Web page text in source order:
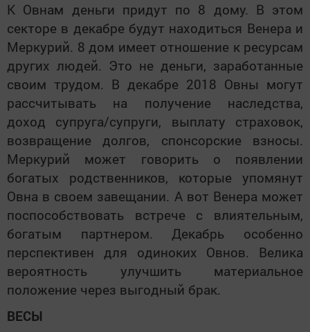
К Овнам деньги придут по 8 дому. В этом
секторе в декабре будут находиться Венера и
Меркурий. 8 дом имеет отношение к ресурсам
других людей. Это не деньги, заработанные
своим трудом. В декабре 2018 Овны могут
рассчитывать на получение наследства,
доход супруга/супруги, выплату страховок,
возвращение долгов, спонсорские взносы.
Меркурий может говорить о появлении
богатых родственников, которые упомянут
Овна в своем завещании. А вот Венера может
поспособствовать встрече с влиятельным,
богатым партнером. Декабрь особенно
перспективен для одиноких Овнов. Велика
вероятность улучшить материальное
положение через выгодный брак.
ВЕСЫ